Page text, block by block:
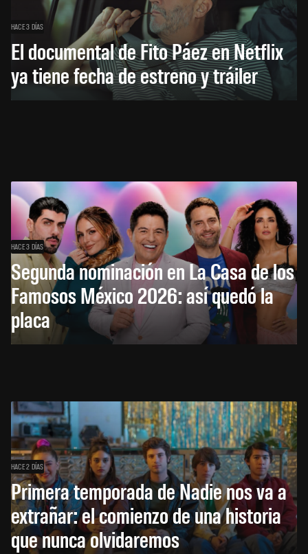
HACE 3 DÍAS
El documental de Fito Páez en Netflix
ya tiene fecha de estreno y tráiler
HACE 3 DÍAS
Segunda nominación en La Casa de los
Famosos México 2026: así quedó la
placa
HACE 2 DÍAS
Primera temporada de Nadie nos va a
extrañar: el comienzo de una historia
que nunca olvidaremos